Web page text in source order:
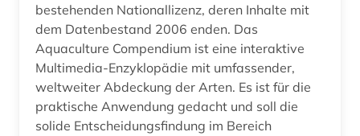
Physik (0)
Politologie (0)
Psychologie (0)
Rechtswissenschaft (0)
bestehenden Nationallizenz, deren Inhalte mit
dem Datenbestand 2006 enden. Das
Aquaculture Compendium ist eine interaktive
Multimedia-Enzyklopädie mit umfassender,
weltweiter Abdeckung der Arten. Es ist für die
praktische Anwendung gedacht und soll die
solide Entscheidungsfindung im Bereich